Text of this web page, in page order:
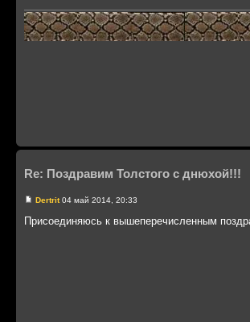
Re: Поздравим Толстого с днюхой!!!
Dertrit04 май 2014, 20:33
Присоединяюсь к вышеперечисленным